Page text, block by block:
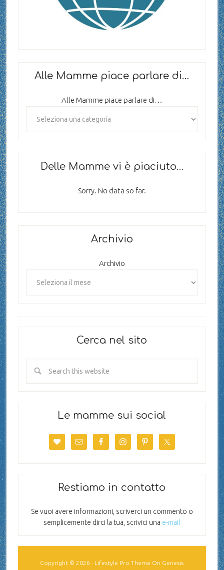
Alle Mamme piace parlare di…
Alle Mamme piace parlare di…
Delle Mamme vi è piaciuto…
Sorry. No data so far.
Archivio
Archivio
Cerca nel sito
Le mamme sui social
Restiamo in contatto
Se vuoi avere informazioni, scriverci un commento o
semplicemente dirci la tua, scrivici una e-mail
Copyright © 2026 · Lifestyle Pro Theme On Genesis